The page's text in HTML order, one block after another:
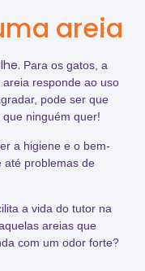
areia
Para os gatos, a
responde ao uso
pode ser que
que ninguém quer!
a higiene e o bem-
até problemas de
a vida do tutor na
areias que
com um odor forte?